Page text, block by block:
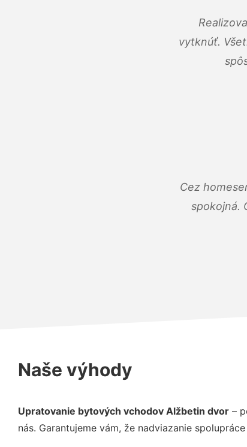
vytknúť.
Cez
spokojná.
Naše výhody
Upratovanie bytových vchodov Alžbetin dvor –
nás. Garantujeme vám, že nadviazanie